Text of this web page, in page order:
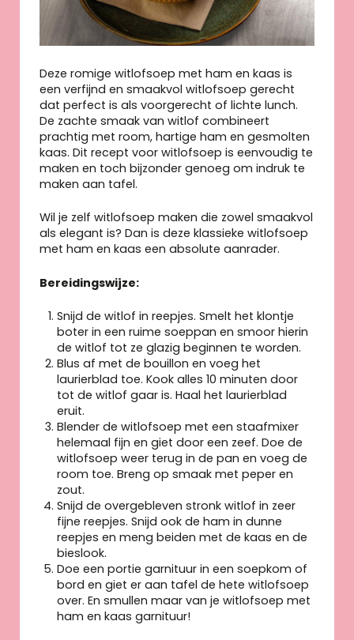
Deze romige witlofsoep met ham en kaas is
een verfijnd en smaakvol witlofsoep gerecht
dat perfect is als voorgerecht of lichte lunch.
De zachte smaak van witlof combineert
prachtig met room, hartige ham en gesmolten
kaas. Dit recept voor witlofsoep is eenvoudig te
maken en toch bijzonder genoeg om indruk te
maken aan tafel.
Wil je zelf witlofsoep maken die zowel smaakvol
als elegant is? Dan is deze klassieke witlofsoep
met ham en kaas een absolute aanrader.
Bereidingswijze:
Snijd de witlof in reepjes. Smelt het klontje
boter in een ruime soeppan en smoor hierin
de witlof tot ze glazig beginnen te worden.
Blus af met de bouillon en voeg het
laurierblad toe. Kook alles 10 minuten door
tot de witlof gaar is. Haal het laurierblad
eruit.
Blender de witlofsoep met een staafmixer
helemaal fijn en giet door een zeef. Doe de
witlofsoep weer terug in de pan en voeg de
room toe. Breng op smaak met peper en
zout.
Snijd de overgebleven stronk witlof in zeer
fijne reepjes. Snijd ook de ham in dunne
reepjes en meng beiden met de kaas en de
bieslook.
Doe een portie garnituur in een soepkom of
bord en giet er aan tafel de hete witlofsoep
over. En smullen maar van je witlofsoep met
ham en kaas garnituur!